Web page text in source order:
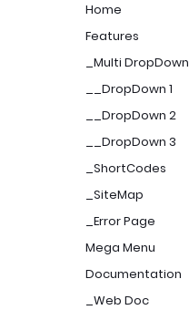
Home
Features
_Multi DropDown
__DropDown 1
__DropDown 2
__DropDown 3
_ShortCodes
_SiteMap
_Error Page
Mega Menu
Documentation
_Web Doc